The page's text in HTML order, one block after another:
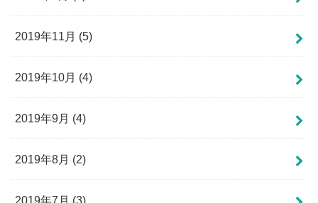
2019年11月 (5)
2019年10月 (4)
2019年9月 (4)
2019年8月 (2)
2019年7月 (3)